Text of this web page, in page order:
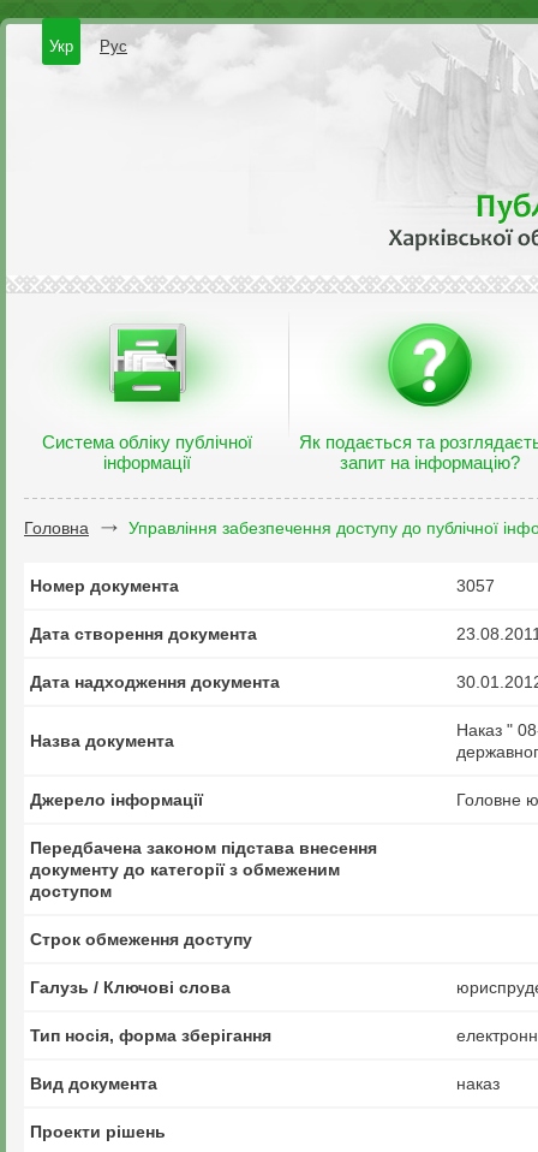
Укр Рус
Система обліку публічної
інформації
Як подається та
запит на інформацію?
Головна Управління забезпечення доступу до публічної
Номер документа 3057
Дата створення документа
Дата надходження документа
Назва документа
Наказ "
Джерело інформації Головне
Передбачена законом підстава внесення
документу до категорії з обмеженим
доступом
Строк обмеження доступу
Галузь / Ключові слова
Тип носія, форма зберігання
Вид документа наказ
Проекти рішень